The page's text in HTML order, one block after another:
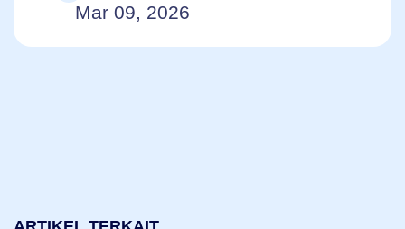
Mar 09, 2026